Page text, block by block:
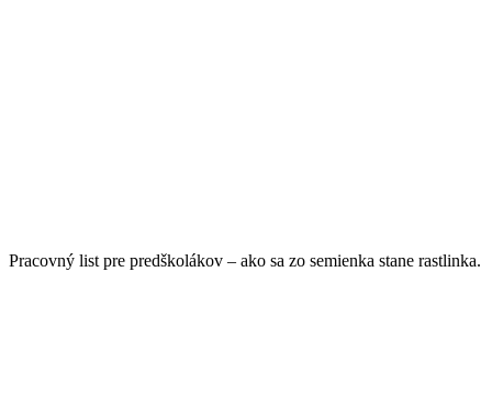
Pracovný list pre predškolákov – ako sa zo semienka stane rastlinka.